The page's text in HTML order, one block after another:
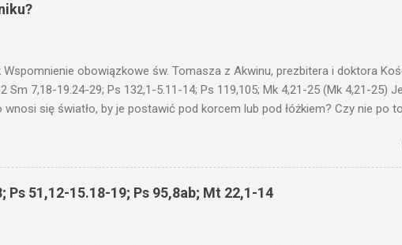
Wspomnienie obowiązkowe św. Tomasza z Akwinu, prezbitera i doktora
Sm 7,18-19.24-29; Ps 132,1-5.11-14; Ps 119,105; Mk 4,21-25 (Mk 4,21-25)
wnosi się światło, by je postawić pod korcem lub pod łóżkiem? Czy nie po
I mówił im: Uważajcie na to, czego słuchacie. Taką samą miarą, jaką
i jeszcze wam dołożą. Bo kto ma, temu będzie dane; a kto nie ma,
fragmencie z Ewangelii Jezus kontynuuje przypowieści.... Czy po to
pod korcem lub pod łóżkiem? Czy nie po to, aby je postawić na
Ps 51,12-15.18-19; Ps 95,8ab; Mt 22,1-14